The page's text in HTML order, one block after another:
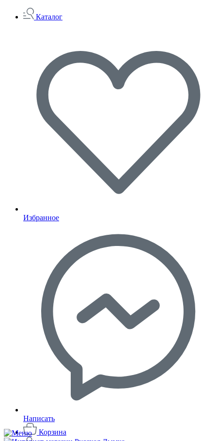
Каталог
Избранное
Написать
Корзина